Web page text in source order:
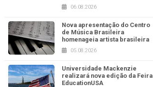
06.08.2026
Nova apresentação do Centro
de Música Brasileira
homenageia artista brasileira
05.08.2026
Universidade Mackenzie
realizará nova edição da Feira
EducationUSA